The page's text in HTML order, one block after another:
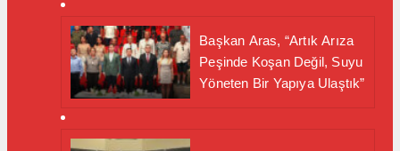
Başkan Aras, “Artık Arıza
Peşinde Koşan Değil, Suyu
Yöneten Bir Yapıya Ulaştık”